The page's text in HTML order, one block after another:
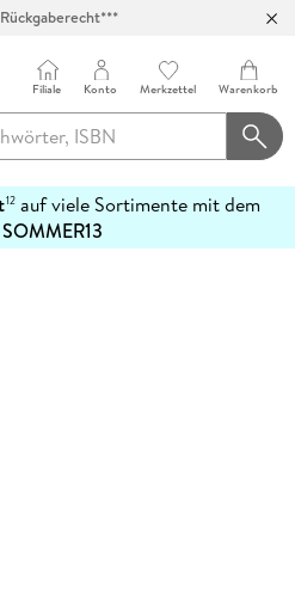
Filiale Konto Merkzettel Warenkorb
12auf viele Sortimente mit dem
SOMMER13